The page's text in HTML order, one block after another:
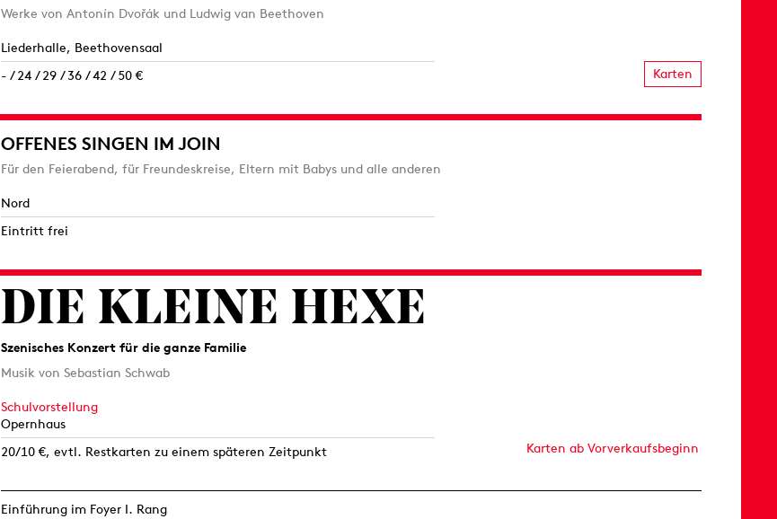
Werke von Antonín Dvořák und Ludwig van Beethoven
Liederhalle, Beethovensaal
- / 24 / 29 / 36 / 42 / 50 €
Karten
OFFENES SINGEN IM JOIN
Für den Feierabend, für Freundeskreise, Eltern mit Babys und alle anderen
Nord
Eintritt frei
DIE KLEINE HEXE
Szenisches Konzert für die ganze Familie
Musik von Sebastian Schwab
Schulvorstellung
Opernhaus
20/10 €, evtl. Restkarten zu einem späteren Zeitpunkt
Karten ab Vorverkaufsbeginn
Einführung im Foyer I. Rang